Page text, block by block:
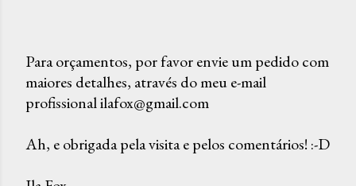
P
o
t
Para orçamentos, por favor envie um pedido com
maiores detalhes, através do meu e-mail
profissional ilafox@gmail.com
Ah, e obrigada pela visita e pelos comentários! :-D